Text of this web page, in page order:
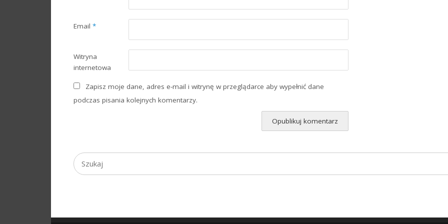
Email *
Witryna
internetowa
Zapisz moje dane, adres e-mail i witrynę w przeglądarce aby wypełnić dane
podczas pisania kolejnych komentarzy.